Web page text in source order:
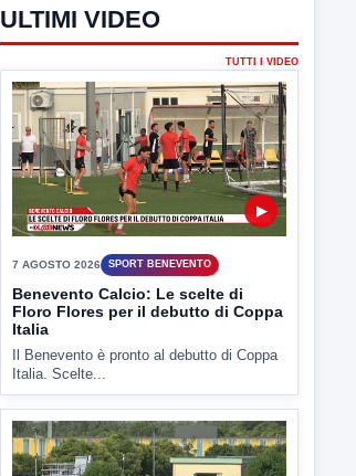
ULTIMI VIDEO
TUTTI I VIDEO
▶
7 AGOSTO 2026 SPORT BENEVENTO
Benevento Calcio: Le scelte di
Floro Flores per il debutto di Coppa
Italia
Il Benevento è pronto al debutto di Coppa
Italia. Scelte...